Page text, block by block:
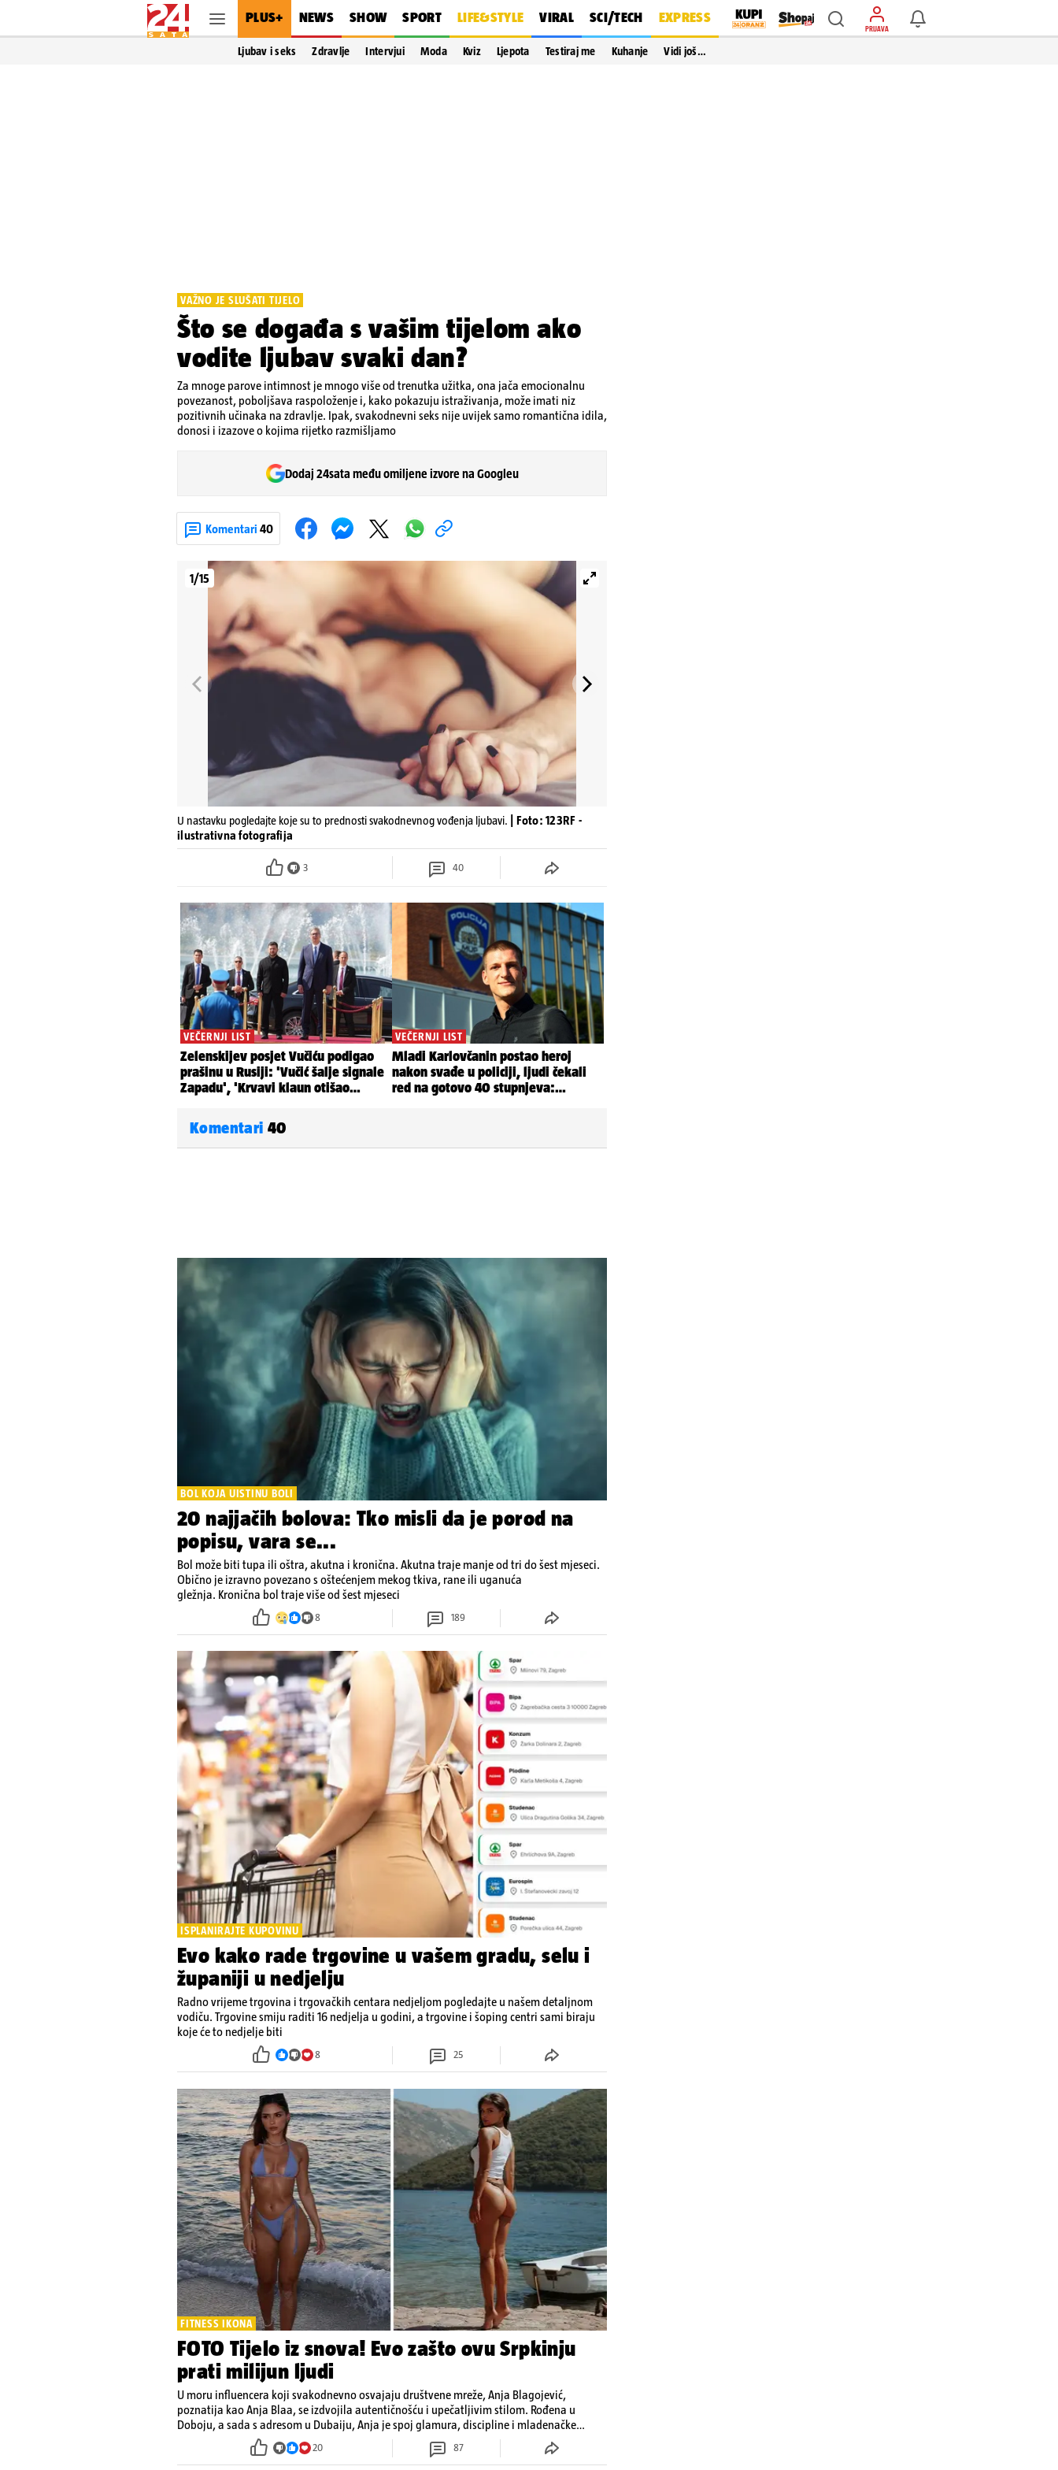
PLUS+ NEWS SHOW SPORT LIFE&STYLE VIRAL SCI/TECH EXPRESS
PRIJAVA
Ljubav i seks Zdravlje Intervjui Moda Kviz Ljepota Testiraj me Kuhanje Vidi još…
VAŽNO JE SLUŠATI TIJELO
Što se događa s vašim tijelom ako
vodite ljubav svaki dan?
Za mnoge parove intimnost je mnogo više od trenutka užitka, ona jača emocionalnu
povezanost, poboljšava raspoloženje i, kako pokazuju istraživanja, može imati niz
pozitivnih učinaka na zdravlje. Ipak, svakodnevni seks nije uvijek samo romantična idila,
donosi i izazove o kojima rijetko razmišljamo
Dodaj 24sata među omiljene izvore na Googleu
Komentari 40
1/15
U nastavku pogledajte koje su to prednosti svakodnevnog vođenja ljubavi.
| Foto: 123RF -
ilustrativna fotografija
3 40
Komentari 40
BOL KOJA UISTINU BOLI
20 najjačih bolova: Tko misli da je porod na
popisu, vara se...
Bol može biti tupa ili oštra, akutna i kronična. Akutna traje manje od tri do šest mjeseci.
Obično je izravno povezano s oštećenjem mekog tkiva, rane ili uganuća
gležnja. Kronična bol traje više od šest mjeseci
8 189
ISPLANIRAJTE KUPOVINU
Evo kako rade trgovine u vašem gradu, selu i
županiji u nedjelju
Radno vrijeme trgovina i trgovačkih centara nedjeljom pogledajte u našem detaljnom
vodiču. Trgovine smiju raditi 16 nedjelja u godini, a trgovine i šoping centri sami biraju
koje će to nedjelje biti
8 25
FITNESS IKONA
FOTO Tijelo iz snova! Evo zašto ovu Srpkinju
prati milijun ljudi
U moru influencera koji svakodnevno osvajaju društvene mreže, Anja Blagojević,
poznatija kao Anja Blaa, se izdvojila autentičnošću i upečatljivim stilom. Rođena u
Doboju, a sada s adresom u Dubaiju, Anja je spoj glamura, discipline i mladenačke
20 87